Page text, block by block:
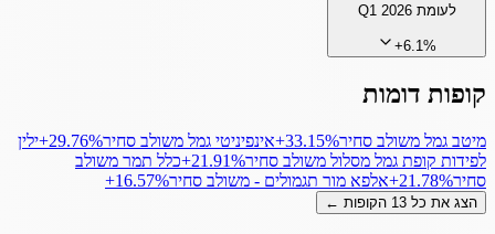
לעומתQ1 2026
+6.1%
קופות דומות
מיטב גמל משולב סחיר‎+33.15%אינפיניטי גמל משולב סחיר‎+29.76%ילין
לפידות קופת גמל מסלול משולב סחיר‎+21.91%כלל תמר משולב
סחיר‎+21.78%אלפא מור תגמולים - משולב סחיר‎+16.57%
הצג את כל 13 הקופות ←